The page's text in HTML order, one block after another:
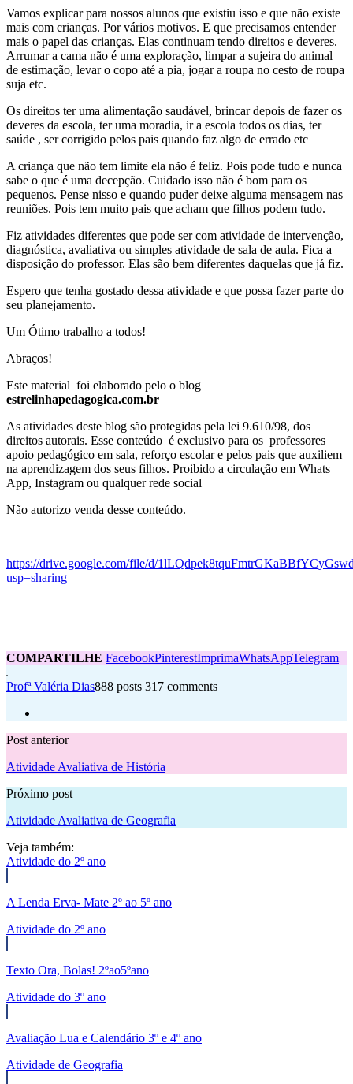
Vamos explicar para nossos alunos que existiu isso e que não existe
mais com crianças. Por vários motivos. E que precisamos entender
mais o papel das crianças. Elas continuam tendo direitos e deveres.
Arrumar a cama não é uma exploração, limpar a sujeira do animal
de estimação, levar o copo até a pia, jogar a roupa no cesto de roupa
suja etc.
Os direitos ter uma alimentação saudável, brincar depois de fazer os
deveres da escola, ter uma moradia, ir a escola todos os dias, ter
saúde , ser corrigido pelos pais quando faz algo de errado etc
A criança que não tem limite ela não é feliz. Pois pode tudo e nunca
sabe o que é uma decepção. Cuidado isso não é bom para os
pequenos. Pense nisso e quando puder deixe alguma mensagem nas
reuniões. Pois tem muito pais que acham que filhos podem tudo.
Fiz atividades diferentes que pode ser com atividade de intervenção,
diagnóstica, avaliativa ou simples atividade de sala de aula. Fica a
disposição do professor. Elas são bem diferentes daquelas que já fiz.
Espero que tenha gostado dessa atividade e que possa fazer parte do
seu planejamento.
Um Ótimo trabalho a todos!
Abraços!
Este material foi elaborado pelo o blog
estrelinhapedagogica.com.br
As atividades deste blog são protegidas pela lei 9.610/98, dos
direitos autorais. Esse conteúdo é exclusivo para os professores
apoio pedagógico em sala, reforço escolar e pelos pais que auxiliem
na aprendizagem dos seus filhos. Proibido a circulação em Whats
App, Instagram ou qualquer rede social
Não autorizo venda desse conteúdo.
https://drive.google.com/file/d/
usp=sharing
COMPARTILHE FacebookPinterestImprimaWhatsAppTelegram
Profª Valéria Dias888 posts 317 comments
Post anterior
Atividade Avaliativa de História
Próximo post
Atividade Avaliativa de Geografia
Veja também:
Atividade do 2º ano
A Lenda Erva- Mate 2º ao 5º ano
Atividade do 2º ano
Texto Ora, Bolas! 2ºao5ºano
Atividade do 3º ano
Avaliação Lua e Calendário 3º e 4º ano
Atividade de Geografia